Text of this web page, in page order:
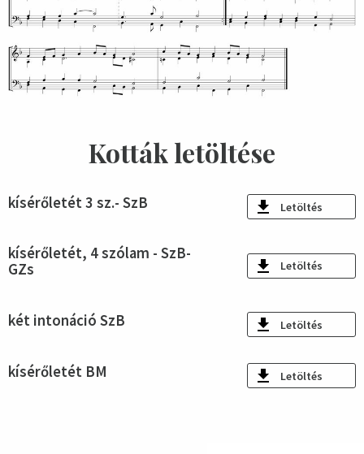
Kották letöltése
kísérőletét 3 sz.- SzB Letöltés
kísérőletét, 4 szólam - SzB-
GZs
Letöltés
két intonáció SzB Letöltés
kísérőletét BM Letöltés